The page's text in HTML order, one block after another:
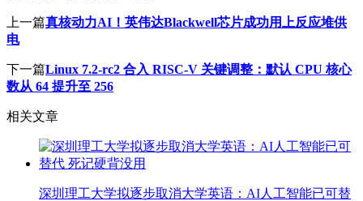
上一篇真核动力AI！英伟达Blackwell芯片成功用上反应堆供
电
下一篇Linux 7.2-rc2 合入 RISC-V 关键调整：默认 CPU 核心
数从 64 提升至 256
相关文章
深圳理工大学拟逐步取消大学英语：AI人工智能已可替